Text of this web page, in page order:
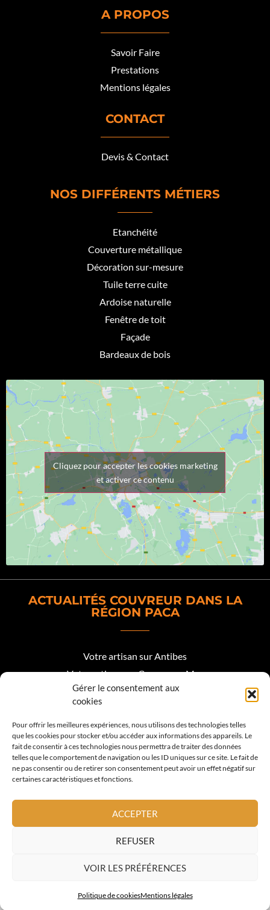
Gérer le consentement aux
cookies
Pour offrir les meilleures expériences, nous utilisons des technologies telles
que les cookies pour stocker et/ou accéder aux informations des appareils. Le
fait de consentir à ces technologies nous permettra de traiter des données
telles que le comportement de navigation ou les ID uniques sur ce site. Le fait de
ne pas consentir ou de retirer son consentement peut avoir un effet négatif sur
certaines caractéristiques et fonctions.
ACCEPTER
REFUSER
VOIR LES PRÉFÉRENCES
Politique de cookiesMentions légales
A PROPOS
Savoir Faire
Prestations
Mentions légales
CONTACT
Devis & Contact
NOS DIFFÉRENTS MÉTIERS
Etanchéité
Couverture métallique
Décoration sur-mesure
Tuile terre cuite
Ardoise naturelle
Fenêtre de toit
Façade
Bardeaux de bois
Cliquez pour accepter les cookies marketing
et activer ce contenu
ACTUALITÉS COUVREUR DANS LA
RÉGION PACA
Votre artisan sur Antibes
Votre artisan sur Cagnes sur Mer
Votre artisan sur Biot
Votre artisan Roquefort les Pins
Votre artisan sur Valbonne
Mis en orbite par Diferance Collectif